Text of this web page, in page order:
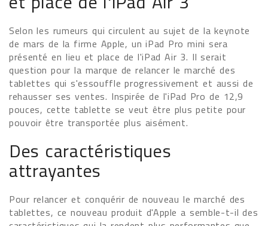
Selon les rumeurs qui circulent au sujet de la keynote
de mars de la firme Apple, un iPad Pro mini sera
présenté en lieu et place de l'iPad Air 3. Il serait
question pour la marque de relancer le marché des
tablettes qui s'essouffle progressivement et aussi de
rehausser ses ventes. Inspirée de l'iPad Pro de 12,9
pouces, cette tablette se veut être plus petite pour
pouvoir être transportée plus aisément.
Des caractéristiques
attrayantes
Pour relancer et conquérir de nouveau le marché des
tablettes, ce nouveau produit d'Apple a semble-t-il des